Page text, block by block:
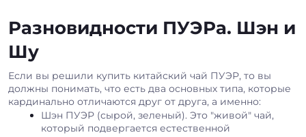
Разновидности ПУЭРа. Шэн и
Шу
Если вы решили купить китайский чай ПУЭР, то вы
должны понимать, что есть два основных типа, которые
кардинально отличаются друг от друга, а именно:
Шэн ПУЭР (сырой, зеленый). Это "живой" чай,
который подвергается естественной